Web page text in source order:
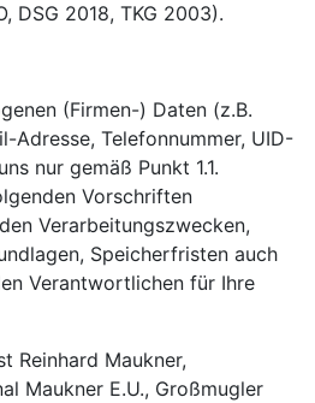
DSG 2018, TKG 2003).
(Firmen-) Daten (z.B.
Adresse, Telefonnummer, UID-
nur gemäß Punkt 1.1.
Vorschriften
Verarbeitungszwecken,
Speicherfristen auch
Verantwortlichen für Ihre
Reinhard Maukner,
Maukner E.U., Großmugler